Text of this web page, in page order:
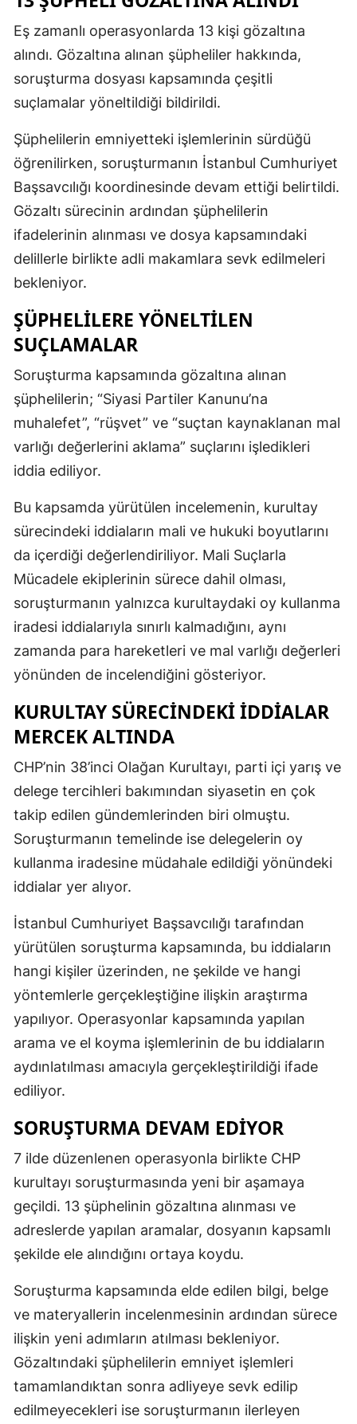
Eş zamanlı operasyonlarda 13 kişi gözaltına
alındı. Gözaltına alınan şüpheliler hakkında,
soruşturma dosyası kapsamında çeşitli
suçlamalar yöneltildiği bildirildi.
Şüphelilerin emniyetteki işlemlerinin sürdüğü
öğrenilirken, soruşturmanın İstanbul Cumhuriyet
Başsavcılığı koordinesinde devam ettiği belirtildi.
Gözaltı sürecinin ardından şüphelilerin
ifadelerinin alınması ve dosya kapsamındaki
delillerle birlikte adli makamlara sevk edilmeleri
bekleniyor.
ŞÜPHELILERE YÖNELTILEN
SUÇLAMALAR
Soruşturma kapsamında gözaltına alınan
şüphelilerin; “Siyasi Partiler Kanunu’na
muhalefet”, “rüşvet” ve “suçtan kaynaklanan mal
varlığı değerlerini aklama” suçlarını işledikleri
iddia ediliyor.
Bu kapsamda yürütülen incelemenin, kurultay
sürecindeki iddiaların mali ve hukuki boyutlarını
da içerdiği değerlendiriliyor. Mali Suçlarla
Mücadele ekiplerinin sürece dahil olması,
soruşturmanın yalnızca kurultaydaki oy kullanma
iradesi iddialarıyla sınırlı kalmadığını, aynı
zamanda para hareketleri ve mal varlığı değerleri
yönünden de incelendiğini gösteriyor.
KURULTAY SÜRECINDEKI IDDIALAR
MERCEK ALTINDA
CHP’nin 38’inci Olağan Kurultayı, parti içi yarış ve
delege tercihleri bakımından siyasetin en çok
takip edilen gündemlerinden biri olmuştu.
Soruşturmanın temelinde ise delegelerin oy
kullanma iradesine müdahale edildiği yönündeki
iddialar yer alıyor.
İstanbul Cumhuriyet Başsavcılığı tarafından
yürütülen soruşturma kapsamında, bu iddiaların
hangi kişiler üzerinden, ne şekilde ve hangi
yöntemlerle gerçekleştiğine ilişkin araştırma
yapılıyor. Operasyonlar kapsamında yapılan
arama ve el koyma işlemlerinin de bu iddiaların
aydınlatılması amacıyla gerçekleştirildiği ifade
ediliyor.
SORUŞTURMA DEVAM EDIYOR
7 ilde düzenlenen operasyonla birlikte CHP
kurultayı soruşturmasında yeni bir aşamaya
geçildi. 13 şüphelinin gözaltına alınması ve
adreslerde yapılan aramalar, dosyanın kapsamlı
şekilde ele alındığını ortaya koydu.
Soruşturma kapsamında elde edilen bilgi, belge
ve materyallerin incelenmesinin ardından sürece
ilişkin yeni adımların atılması bekleniyor.
Gözaltındaki şüphelilerin emniyet işlemleri
tamamlandıktan sonra adliyeye sevk edilip
edilmeyecekleri ise soruşturmanın ilerleyen